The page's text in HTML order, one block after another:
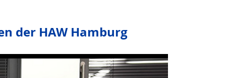
der HAW Hamburg